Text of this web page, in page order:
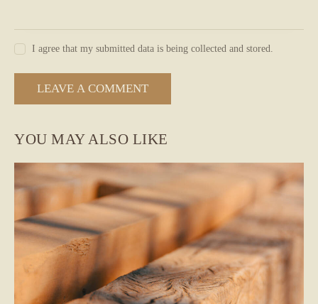
I agree that my submitted data is being collected and stored.
YOU MAY ALSO LIKE